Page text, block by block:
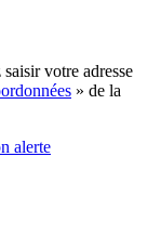
votre adresse
» de la
alerte